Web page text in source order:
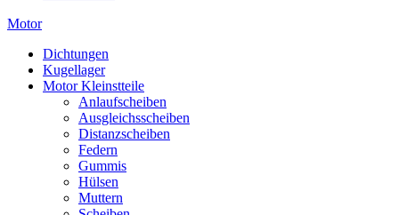
Motor
Dichtungen
Kugellager
Motor Kleinstteile
Anlaufscheiben
Ausgleichsscheiben
Distanzscheiben
Federn
Gummis
Hülsen
Muttern